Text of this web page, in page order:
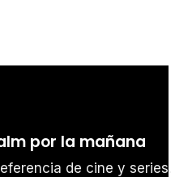
por la mañana
de cine y series.